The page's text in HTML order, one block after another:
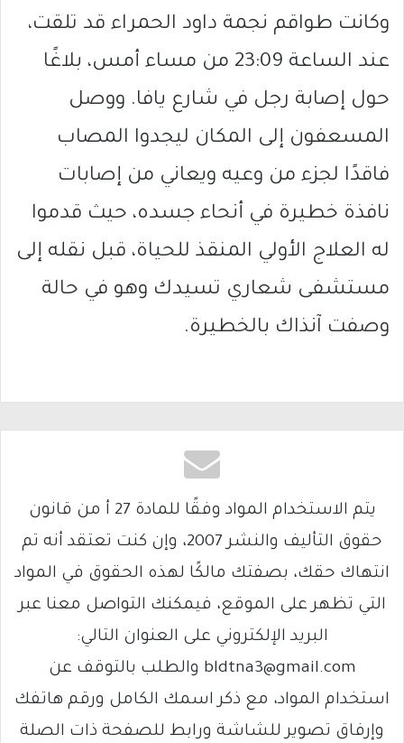
وكانت طواقم نجمة داود الحمراء قد تلقت،
عند الساعة 23:09 من مساء أمس، بلاغًا
حول إصابة رجل في شارع يافا. ووصل
المسعفون إلى المكان ليجدوا المصاب
فاقدًا لجزء من وعيه ويعاني من إصابات
نافذة خطيرة في أنحاء جسده، حيث قدموا
له العلاج الأولي المنقذ للحياة، قبل نقله إلى
مستشفى شعاري تسيدك وهو في حالة
وصفت آنذاك بالخطيرة.
يتم الاستخدام المواد وفقًا للمادة 27 أ من قانون
حقوق التأليف والنشر 2007، وإن كنت تعتقد أنه تم
انتهاك حقك، بصفتك مالكًا لهذه الحقوق في المواد
التي تظهر على الموقع، فيمكنك التواصل معنا عبر
البريد الإلكتروني على العنوان التالي:
bldtna3@gmail.com والطلب بالتوقف عن
استخدام المواد، مع ذكر اسمك الكامل ورقم هاتفك
وإرفاق تصوير للشاشة ورابط للصفحة ذات الصلة